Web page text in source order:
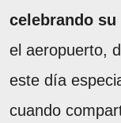
celebrando
el aeropuerto,
este día
cuando